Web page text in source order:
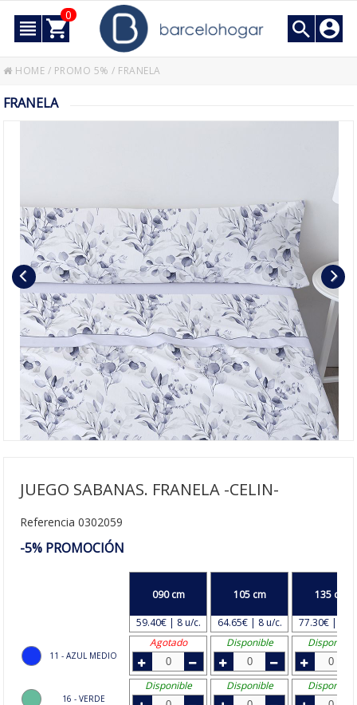
0
HOME / PROMO 5% / FRANELA
FRANELA
JUEGO SABANAS. FRANELA -CELIN-
Referencia 0302059
-5% PROMOCIÓN
11 - AZUL MEDIO
16 - VERDE
090 cm
59.40€ | 8 u/c.
105 cm
64.65€ | 8 u/c.
135 cm
77.30€ | 6
Agotado
Disponible Disponible
Disponible Disponible Disponible